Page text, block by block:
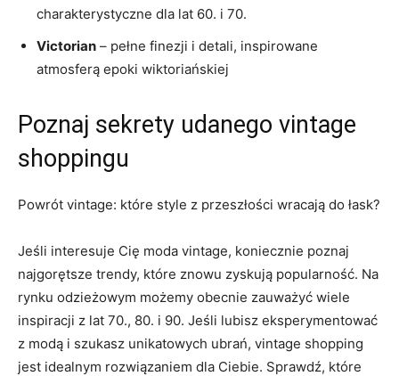
⁣charakterystyczne dla ⁣lat ⁢60.‍ i 70.
Victorian – ‌pełne finezji‌ i detali, ⁣inspirowane
atmosferą epoki wiktoriańskiej
Poznaj sekrety udanego vintage
shoppingu
Powrót vintage: które style z przeszłości‌ wracają do ​łask?
Jeśli interesuje Cię​ moda vintage, koniecznie poznaj
najgorętsze trendy, które znowu zyskują ⁤popularność. Na
rynku odzieżowym możemy obecnie zauważyć wiele
inspiracji‍ z lat 70., 80. i 90. Jeśli⁢ lubisz eksperymentować
z modą i szukasz unikatowych ubrań, vintage shopping​
jest idealnym rozwiązaniem ‍dla Ciebie.⁣ Sprawdź,⁣ które